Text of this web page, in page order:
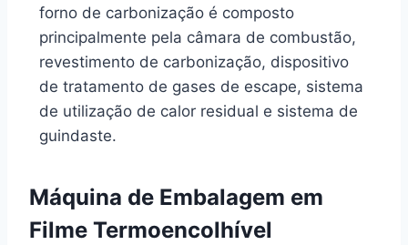
forno de carbonização é composto
principalmente pela câmara de combustão,
revestimento de carbonização, dispositivo
de tratamento de gases de escape, sistema
de utilização de calor residual e sistema de
guindaste.
Máquina de Embalagem em
Filme Termoencolhível